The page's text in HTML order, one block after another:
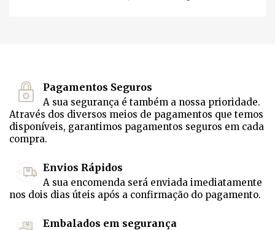
Pagamentos Seguros
A sua segurança é também a nossa prioridade.
Através dos diversos meios de pagamentos que temos
disponíveis, garantimos pagamentos seguros em cada
compra.
Envios Rápidos
A sua encomenda será enviada imediatamente
nos dois dias úteis após a confirmação do pagamento.
Embalados em segurança